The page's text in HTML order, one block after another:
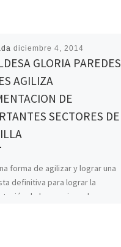
diciembre 4, 2014
GLORIA PAREDES
AGILIZA
DE
SECTORES DE
forma de agilizar y lograr una
definitiva para lograr la
de los caminos de acceso